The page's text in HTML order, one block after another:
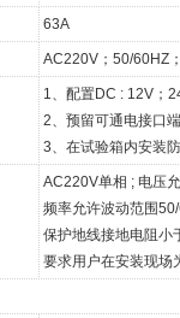
63A
AC220V；50/60HZ
1、配置DC : 12V；
2、预留可通电接口
3、在试验箱内安装
AC220V单相 ; 电压
频率允许波动范围50/
保护地线接地电阻小
要求用户在安装现场